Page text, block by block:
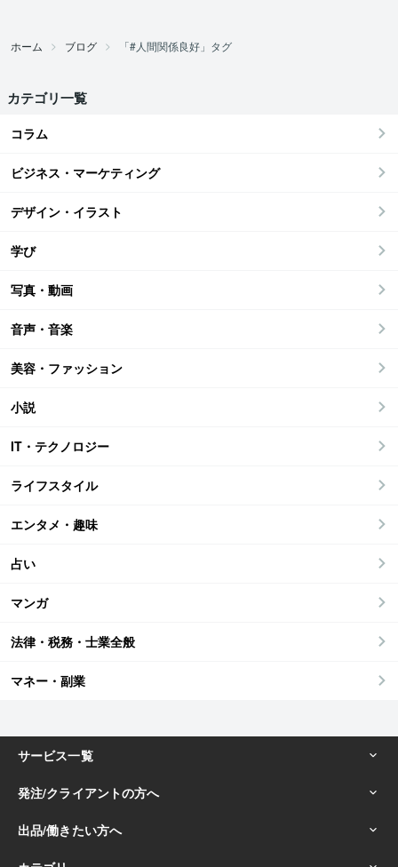
ホーム ブログ 「#人間関係良好」タグ
カテゴリ一覧
コラム
ビジネス・マーケティング
デザイン・イラスト
学び
写真・動画
音声・音楽
美容・ファッション
小説
IT・テクノロジー
ライフスタイル
エンタメ・趣味
占い
マンガ
法律・税務・士業全般
マネー・副業